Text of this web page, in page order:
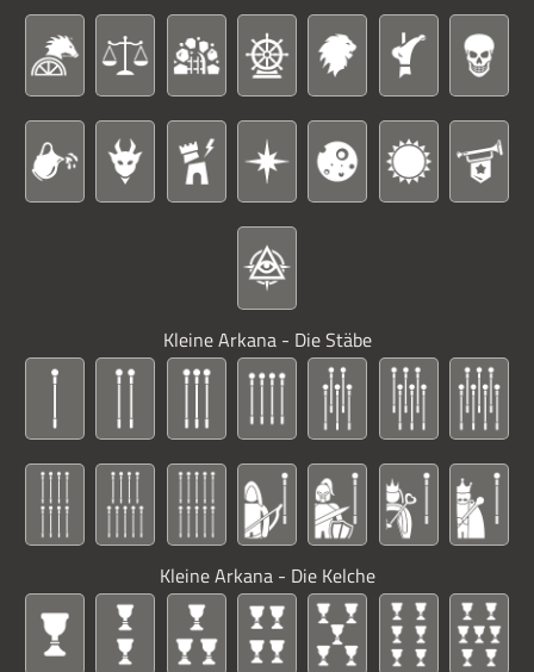
Kleine Arkana - Die Stäbe
Kleine Arkana - Die Kelche